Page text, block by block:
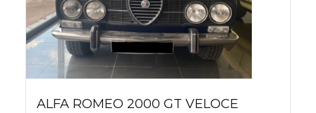
ALFA ROMEO 2000 GT VELOCE